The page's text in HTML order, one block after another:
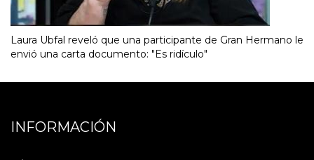
Laura Ubfal reveló que una participante de Gran Hermano le
envió una carta documento: "Es ridículo"
INFORMACIÓN